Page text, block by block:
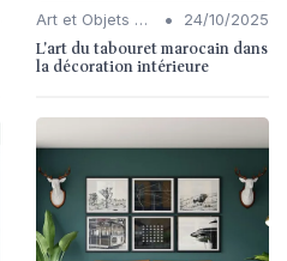
Art et Objets Décoratifs • 24/10/2025
L'art du tabouret marocain dans
la décoration intérieure